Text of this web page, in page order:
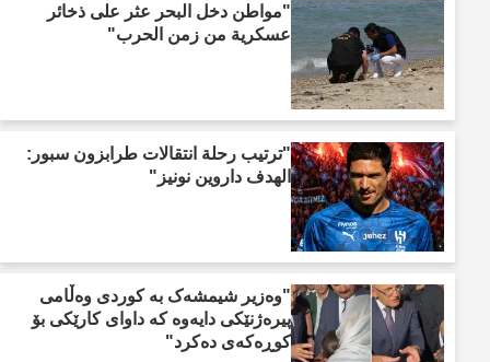
"مواطن دخل البحر عثر على ذخائر
عسكرية من زمن الحرب"
"ترتيب رحلة انتقالات طرابزون سبور:
الهدف داروين نونيز"
"وەزیر شیمشەک بە کوردی وەڵامی
پیرەژنێکی دایەوە کە داوای کارێکی بۆ
کوڕەکەی دەکرد"